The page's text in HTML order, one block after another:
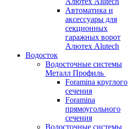
Автоматика и
аксессуары для
секционных
гаражных ворот
Алютех Alutech
Водосток
Водосточные системы
Металл Профиль
Foramina круглого
сечения
Foramina
прямоугольного
сечения
Водосточные системы